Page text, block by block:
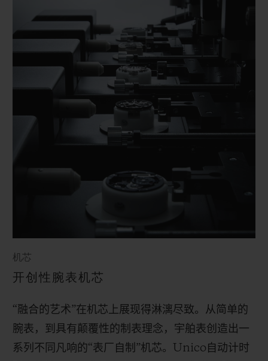
机芯
开创性腕表机芯
“融合的艺术”在机芯上展现得淋漓尽致。从简单的
腕表，到具有颠覆性的制表理念，宇舶表创造出一
系列不同凡响的“表厂自制”机芯。 Unico 自动计时